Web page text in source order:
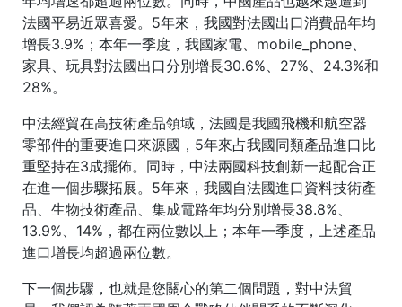
法國平易近眾喜愛。5年來，我國對法國出口消費品年均
增長3.9%；本年一季度，我國家電、mobile_phone、
家具、玩具對法國出口分別增長30.6%、27%、24.3%和
28%。
中法經貿在高技術產品領域，法國是我國飛機和航空器
零部件的重要進口來源國，5年來占我國同類產品進口比
重堅持在3成擺佈。同時，中法兩國科技創新一起配合正
在進一個步驟拓展。5年來，我國自法國進口資料技術產
品、生物技術產品、集成電路年均分別增長38.8%、
13.9%、14%，都在兩位數以上；本年一季度，上述產品
進口增長均超過兩位數。
下一個步驟，也就是您關心的第二個問題，對中法貿